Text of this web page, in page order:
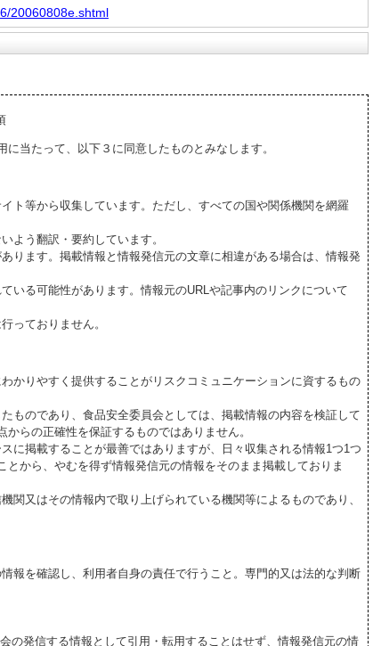
20060808e.shtml
当たって、以下３に同意したものとみなします。
ト等から収集しています。ただし、すべての国や関係機関を網羅
よう翻訳・要約しています。
ります。掲載情報と情報発信元の文章に相違がある場合は、情報発
いる可能性があります。情報元のURLや記事内のリンクについて
っておりません。
かりやすく提供することがリスクコミュニケーションに資するもの
ものであり、食品安全委員会としては、掲載情報の内容を検証して
らの正確性を保証するものではありません。
に掲載することが最善ではありますが、日々収集される情報1つ1つ
から、やむを得ず情報発信元の情報をそのまま掲載しておりま
又はその情報内で取り上げられている機関等によるものであり、
報を確認し、利用者自身の責任で行うこと。専門的又は法的な判断
発信する情報として引用・転用することはせず、情報発信元の情